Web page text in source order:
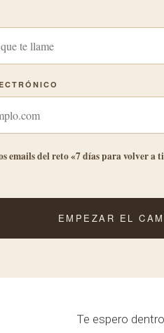
emails del reto «7 días para volver a
EMPEZAR EL
Te espero